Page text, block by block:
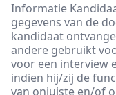
Informatie
gegevens van de
kandidaat
andere gebruikt
voor een interview
indien hij/zij de
van onjuiste en/of